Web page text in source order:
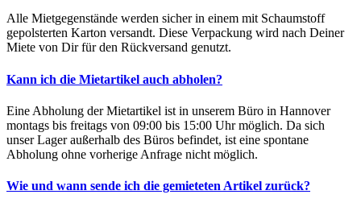
Alle Mietgegenstände werden sicher in einem mit Schaumstoff
gepolsterten Karton versandt. Diese Verpackung wird nach Deiner
Miete von Dir für den Rückversand genutzt.
Kann ich die Mietartikel auch abholen?
Eine Abholung der Mietartikel ist in unserem Büro in Hannover
montags bis freitags von 09:00 bis 15:00 Uhr möglich. Da sich
unser Lager außerhalb des Büros befindet, ist eine spontane
Abholung ohne vorherige Anfrage nicht möglich.
Wie und wann sende ich die gemieteten Artikel zurück?